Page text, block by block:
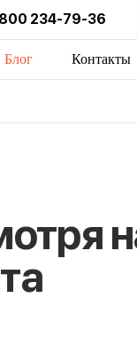
234-79-36
Блог Контакты